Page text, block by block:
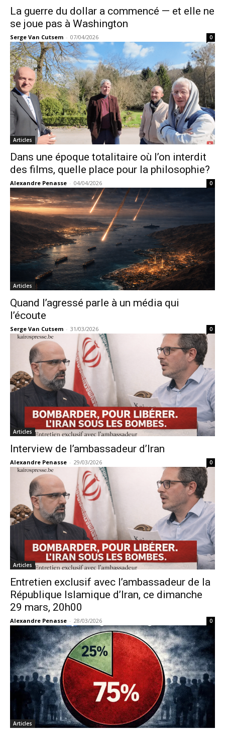
La guerre du dollar a commencé — et elle ne
se joue pas à Washington
Serge Van Cutsem - 07/04/2026 0
Articles
Dans une époque totalitaire où l’on interdit
des films, quelle place pour la philosophie?
Alexandre Penasse - 04/04/2026 0
Articles
Quand l’agressé parle à un média qui
l’écoute
Serge Van Cutsem - 31/03/2026 0
Articles
Interview de l’ambassadeur d’Iran
Alexandre Penasse - 29/03/2026 0
Articles
Entretien exclusif avec l’ambassadeur de la
République Islamique d’Iran, ce dimanche
29 mars, 20h00
Alexandre Penasse - 28/03/2026 0
Articles